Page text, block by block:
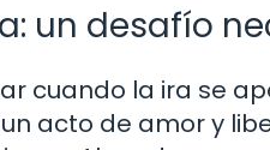
un desafío
cuando la ira se
acto de amor y